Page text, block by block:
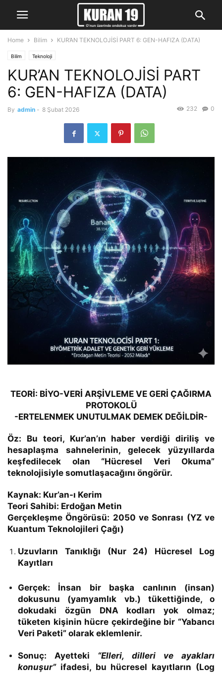
Home Bilim KUR’AN TEKNOLOJİSİ PART 6: GEN-HAFIZA (DATA)
Bilim Teknoloji
KUR’AN TEKNOLOJİSİ PART
6: GEN-HAFIZA (DATA)
By admin - 8 Şubat 2026 0
232
TEORİ: BİYO-VERİ ARŞİVLEME VE GERİ ÇAĞIRMA
PROTOKOLÜ
-ERTELENMEK UNUTULMAK DEMEK DEĞİLDİR-
Öz: Bu teori, Kur’an’ın haber verdiği diriliş ve
hesaplaşma sahnelerinin, gelecek yüzyıllarda
keşfedilecek olan “Hücresel Veri Okuma”
teknolojisiyle somutlaşacağını öngörür.
Kaynak: Kur’an-ı Kerim
Teori Sahibi: Erdoğan Metin
Gerçekleşme Öngörüsü: 2050 ve Sonrası (YZ ve
Kuantum Teknolojileri Çağı)
Uzuvların Tanıklığı (Nur 24) Hücresel Log
Kayıtları
Gerçek: İnsan bir başka canlının (insan)
dokusunu (yamyamlık vb.) tükettiğinde, o
dokudaki özgün DNA kodları yok olmaz;
tüketen kişinin hücre çekirdeğine bir “Yabancı
Veri Paketi” olarak eklemlenir.
Sonuç: Ayetteki “Elleri, dilleri ve ayakları
konuşur”ifadesi, bu hücresel kayıtların (Log